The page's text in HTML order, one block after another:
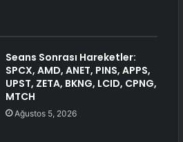
Seans Sonrası Hareketler:
SPCX, AMD, ANET, PINS, APPS,
UPST, ZETA, BKNG, LCID, CPNG,
MTCH
Ağustos 5, 2026